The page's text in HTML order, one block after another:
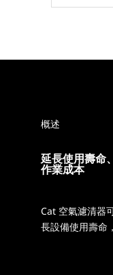
概述
延長使用壽命
作業成本
Cat 空氣濾清器
長設備使用壽命